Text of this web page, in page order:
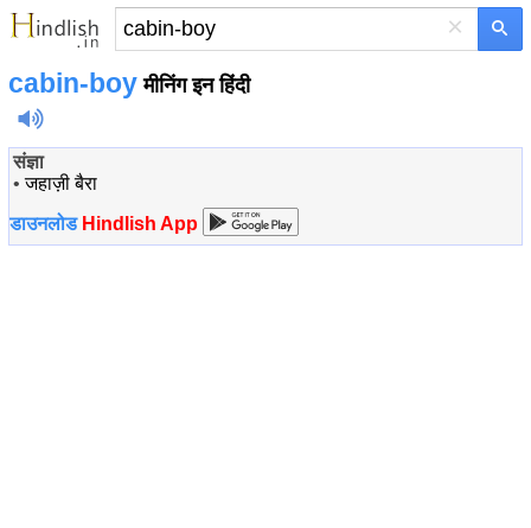
×
cabin-boy मीनिंग इन हिंदी
संज्ञा
•जहाज़ी बैरा
डाउनलोड Hindlish App